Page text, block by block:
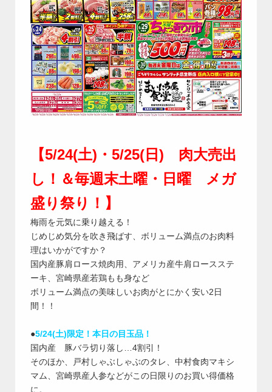
【5/24(土)・5/25(日) 肉大売出
し！＆毎週末土曜・日曜 メガ
盛り祭り！】
梅雨を元気に乗り越える！
じめじめ気分を吹き飛ばす、ボリューム満点のお肉料
理はいかがですか？
国内産豚肩ロース焼肉用、アメリカ産牛肩ロースステ
ーキ、宮崎県産若鶏もも身など
ボリューム満点の美味しいお肉がとにかく安い2日
間！！
●5/24(土)限定！本日の目玉品！
国内産 豚バラ切り落し…4割引！
そのほか、戸村しゃぶしゃぶのタレ、中村食肉マキシ
マム、宮崎県産人参などがこの日限りのお買い得価格
に。